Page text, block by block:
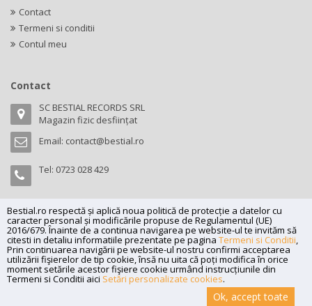
Bestial.ro respectă și aplică noua politică de protecție a datelor cu
caracter personal și modificările propuse de Regulamentul (UE)
2016/679. Înainte de a continua navigarea pe website-ul te invităm să
citesti in detaliu informatiile prezentate pe pagina Termeni si Conditii,
Prin continuarea navigării pe website-ul nostru confirmi acceptarea
utilizării fişierelor de tip cookie, însă nu uita că poți modifica în orice
moment setările acestor fişiere cookie urmând instrucțiunile din
Termeni si Conditii aici Setări personalizate cookies.
Ok, accept toate
Contact
Termeni si conditii
Contul meu
Contact
SC BESTIAL RECORDS SRL
Magazin fizic desființat
Email: contact@bestial.ro
Tel: 0723 028 429
Copyright (C) 2026bestial.ro -All rights reserved.
SC BESTIAL RECORDS SRL, Nr. R.C.: J35/345/2005, C.U.I.: RO17197870,
Adresa: Magazin fizic desființat
Powered byNet Interaction.